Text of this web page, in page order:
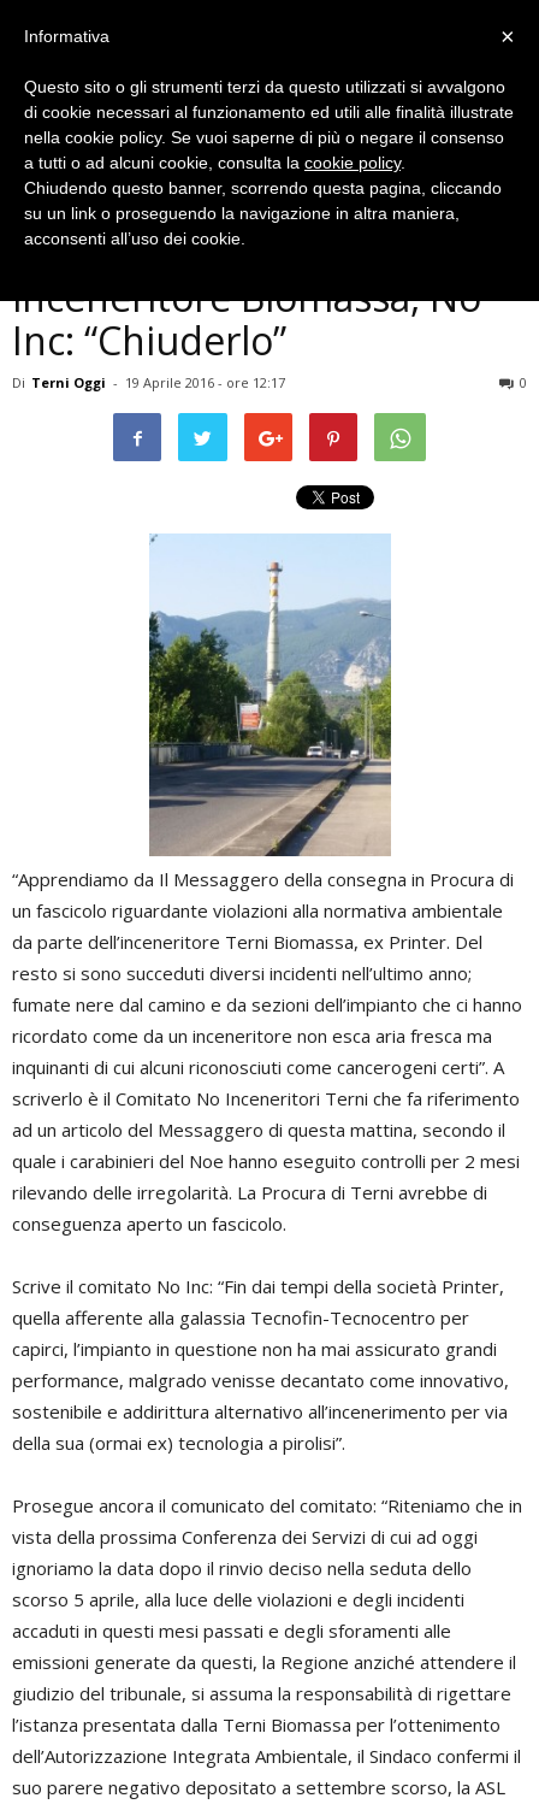
Cronaca
Terni, indagini su emissioni
inceneritore Biomassa, No
Inc: “Chiuderlo”
Di Terni Oggi - 19 Aprile 2016 - ore 12:17 0
“Apprendiamo da Il Messaggero della consegna in Procura di
un fascicolo riguardante violazioni alla normativa ambientale
da parte dell’inceneritore Terni Biomassa, ex Printer. Del
resto si sono succeduti diversi incidenti nell’ultimo anno;
fumate nere dal camino e da sezioni dell’impianto che ci hanno
ricordato come da un inceneritore non esca aria fresca ma
inquinanti di cui alcuni riconosciuti come cancerogeni certi”. A
scriverlo è il Comitato No Inceneritori Terni che fa riferimento
ad un articolo del Messaggero di questa mattina, secondo il
quale i carabinieri del Noe hanno eseguito controlli per 2 mesi
rilevando delle irregolarità. La Procura di Terni avrebbe di
conseguenza aperto un fascicolo.
Scrive il comitato No Inc: “Fin dai tempi della società Printer,
quella afferente alla galassia Tecnofin-Tecnocentro per
capirci, l’impianto in questione non ha mai assicurato grandi
performance, malgrado venisse decantato come innovativo,
sostenibile e addirittura alternativo all’incenerimento per via
della sua (ormai ex) tecnologia a pirolisi”.
Prosegue ancora il comunicato del comitato: “Riteniamo che in
vista della prossima Conferenza dei Servizi di cui ad oggi
ignoriamo la data dopo il rinvio deciso nella seduta dello
scorso 5 aprile, alla luce delle violazioni e degli incidenti
accaduti in questi mesi passati e degli sforamenti alle
emissioni generate da questi, la Regione anziché attendere il
giudizio del tribunale, si assuma la responsabilità di rigettare
l’istanza presentata dalla Terni Biomassa per l’ottenimento
dell’Autorizzazione Integrata Ambientale, il Sindaco confermi il
suo parere negativo depositato a settembre scorso, la ASL
×
Informativa
Questo sito o gli strumenti terzi da questo utilizzati si avvalgono
di cookie necessari al funzionamento ed utili alle finalità illustrate
nella cookie policy. Se vuoi saperne di più o negare il consenso
a tutti o ad alcuni cookie, consulta la cookie policy.
Chiudendo questo banner, scorrendo questa pagina, cliccando
su un link o proseguendo la navigazione in altra maniera,
acconsenti all’uso dei cookie.